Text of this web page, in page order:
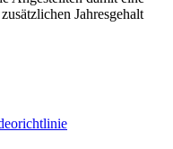
Jahresgehalt